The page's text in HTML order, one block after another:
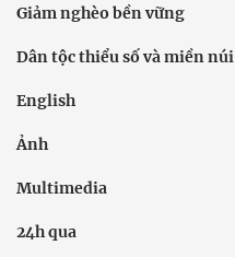
Giảm nghèo bền vững
Dân tộc thiểu số và miền núi
English
Ảnh
Multimedia
24h qua